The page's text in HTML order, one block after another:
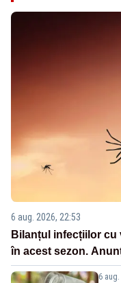
6 aug. 2026, 22:53
Bilanțul infecțiilor cu
în acest sezon.
6 aug.